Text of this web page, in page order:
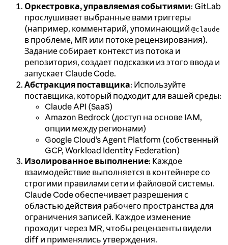
Оркестровка, управляемая событиями: GitLab
прослушивает выбранные вами триггеры
(например, комментарий, упоминающий @claude
в проблеме, MR или потоке рецензирования).
Задание собирает контекст из потока и
репозитория, создает подсказки из этого ввода и
запускает Claude Code.
Абстракция поставщика: Используйте
поставщика, который подходит для вашей среды:
Claude API (SaaS)
Amazon Bedrock (доступ на основе IAM,
опции между регионами)
Google Cloud’s Agent Platform (собственный
GCP, Workload Identity Federation)
Изолированное выполнение: Каждое
взаимодействие выполняется в контейнере со
строгими правилами сети и файловой системы.
Claude Code обеспечивает разрешения с
областью действия рабочего пространства для
ограничения записей. Каждое изменение
проходит через MR, чтобы рецензенты видели
diff и применялись утверждения.